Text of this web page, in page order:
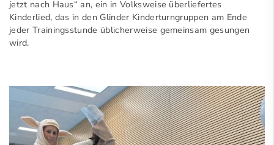
jetzt nach Haus“ an, ein in Volksweise überliefertes
Kinderlied, das in den Glinder Kinderturngruppen am Ende
jeder Trainingsstunde üblicherweise gemeinsam gesungen
wird.